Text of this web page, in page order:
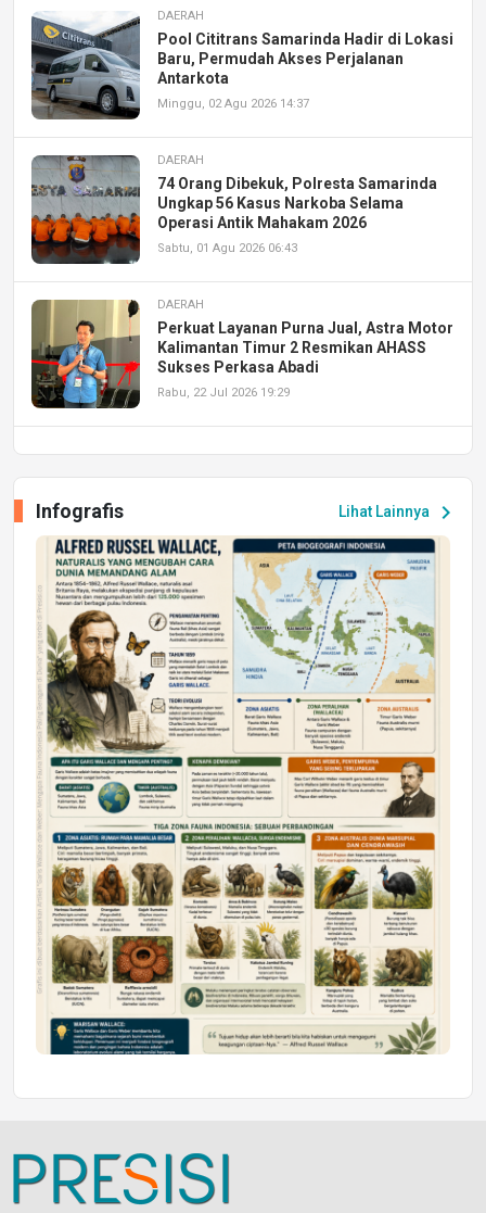
DAERAH
Pool Cititrans Samarinda Hadir di Lokasi
Baru, Permudah Akses Perjalanan
Antarkota
Minggu, 02 Agu 2026 14:37
DAERAH
74 Orang Dibekuk, Polresta Samarinda
Ungkap 56 Kasus Narkoba Selama
Operasi Antik Mahakam 2026
Sabtu, 01 Agu 2026 06:43
DAERAH
Perkuat Layanan Purna Jual, Astra Motor
Kalimantan Timur 2 Resmikan AHASS
Sukses Perkasa Abadi
Rabu, 22 Jul 2026 19:29
Peluang Kerja dan Magang
Jumat, 17 Jul 2026 22:30
DAERAH
Astra Motor Kalimantan Timur 2 Dukung
Mahasiswa Samarinda dalam Astra
Honda SDGs Future Leaders 2026
Jumat, 10 Jul 2026 19:01
Lihat Lainnya chevron_right
Infografis